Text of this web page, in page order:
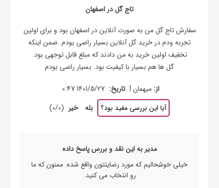
تاج گل در اصفهان
سفارش تاج گل من به صورت آنلاین در اصفهان بود و برای اولین
تجربه ودم در خرید گل آنلاین بسیار راضی بودم. ضمن اینکه
تخفیف اولین خرید به من دادند که مبلغ قابل توجهی بود.
گل ها هم بسیار با کیفیت بود. بسیار راضی بودم
از: میهمان | تاریخ: 1401/5/27 0:47
آیا این بررسی مفید بود؟
بله خیر (
0/0
)
مدیر به این نقد و بررس پاسخ داده
خیلی خوشحالیم که مورد رضایتتون واقع شده. ممنون که ما
رو انتخاب می کنید.